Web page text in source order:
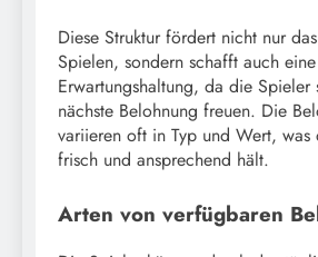
Diese Struktur fördert nicht nur
Spielen, sondern schafft auch eine
Erwartungshaltung, da die
nächste Belohnung freuen. Die
variieren oft in Typ und Wert, was
frisch und ansprechend hält.
Arten von verfügbaren